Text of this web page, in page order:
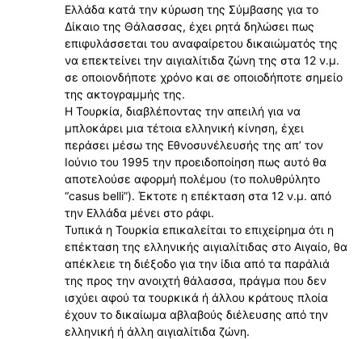
Ελλάδα κατά την κύρωση της Σύμβασης για το
Δίκαιο της Θάλασσας, έχει ρητά δηλώσει πως
επιφυλάσσεται του αναφαίρετου δικαιώματός της
να επεκτείνει την αιγιαλίτιδα ζώνη της στα 12 ν.μ.
σε οποιονδήποτε χρόνο και σε οποιοδήποτε σημείο
της ακτογραμμής της.
Η Τουρκία, διαβλέποντας την απειλή για να
μπλοκάρει μια τέτοια ελληνική κίνηση, έχει
περάσει μέσω της Εθνοσυνέλευσής της απ’ τον
Ιούνιο του 1995 την προειδοποίηση πως αυτό θα
αποτελούσε αφορμή πολέμου (το πολυθρύλητο
“casus belli”). Έκτοτε η επέκταση στα 12 ν.μ. από
την Ελλάδα μένει στο ράφι.
Τυπικά η Τουρκία επικαλείται το επιχείρημα ότι η
επέκταση της ελληνικής αιγιαλίτιδας στο Αιγαίο, θα
απέκλειε τη διέξοδο για την ίδια από τα παράλιά
της προς την ανοιχτή θάλασσα, πράγμα που δεν
ισχύει αφού τα τουρκικά ή άλλου κράτους πλοία
έχουν το δικαίωμα αβλαβούς διέλευσης από την
ελληνική ή άλλη αιγιαλίτιδα ζώνη.